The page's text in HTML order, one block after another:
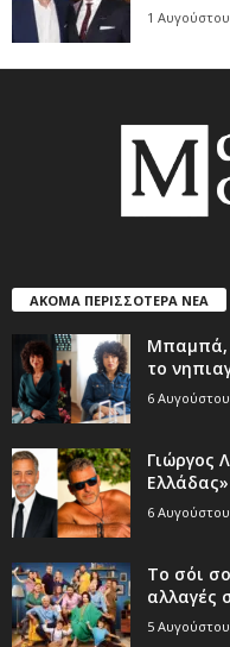
1
ΑΚΟΜΑ ΠΕΡΙΣΣΟΤΕΡΑ ΝΕΑ
Μπαμπά,
το
6
Γιώργος
6
Το σόι
αλλαγές
5